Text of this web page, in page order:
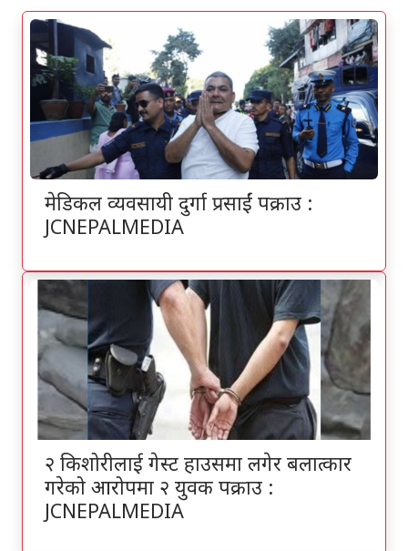
मेडिकल व्यवसायी दुर्गा प्रसाईं पक्राउ :
JCNEPALMEDIA
२ किशोरीलाई गेस्ट हाउसमा लगेर बलात्कार
गरेको आरोपमा २ युवक पक्राउ :
JCNEPALMEDIA